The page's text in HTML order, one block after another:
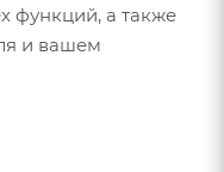
функций, а также
и вашем